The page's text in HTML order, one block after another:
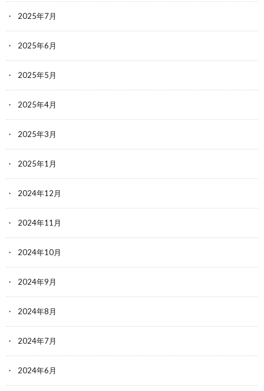
2025年7月
2025年6月
2025年5月
2025年4月
2025年3月
2025年1月
2024年12月
2024年11月
2024年10月
2024年9月
2024年8月
2024年7月
2024年6月